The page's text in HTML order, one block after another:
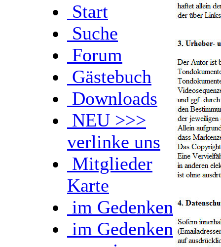
Start
Suche
Forum
Gästebuch
Downloads
NEU >>>
verlinke uns
Mitglieder
Karte
im Gedenken
im Gedenken